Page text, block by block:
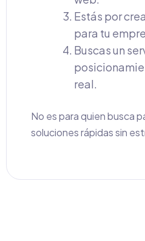
Estás por
para tu
Buscas un
real.
No es para quien busca
soluciones rápidas sin